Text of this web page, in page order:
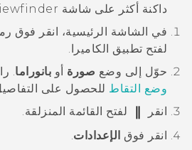
داكنة أكثر على شاشة Viewfinder.
في الشاشة
الرئيسية، انقر فوق
لفتح تطبيق الكاميرا .
حوّل إلى وضع صورة أو بانوراما.
وضع التقاط للحصول على
انقر
لفتح القائمة المنزلقة.
انقر فوق الإعدادات